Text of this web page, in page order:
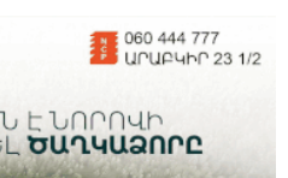
գրասենյակները
կահավորվել Ավետիք
պահանջող պաստառներով